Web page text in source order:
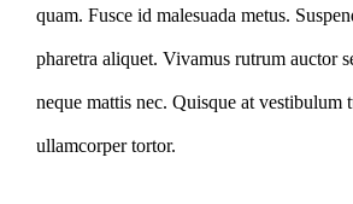
quam. Fusce id malesuada metus.
pharetra aliquet. Vivamus rutrum auctor
neque mattis nec. Quisque at vestibulum
ullamcorper tortor.